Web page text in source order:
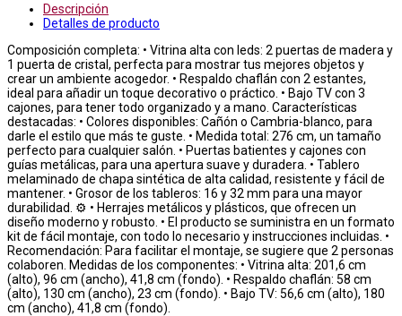
Descripción
Detalles de producto
Composición completa: • Vitrina alta con leds: 2 puertas de madera y
1 puerta de cristal, perfecta para mostrar tus mejores objetos y
crear un ambiente acogedor. • Respaldo chaflán con 2 estantes,
ideal para añadir un toque decorativo o práctico. • Bajo TV con 3
cajones, para tener todo organizado y a mano. Características
destacadas: • Colores disponibles: Cañón o Cambria-blanco, para
darle el estilo que más te guste. • Medida total: 276 cm, un tamaño
perfecto para cualquier salón. • Puertas batientes y cajones con
guías metálicas, para una apertura suave y duradera. • Tablero
melaminado de chapa sintética de alta calidad, resistente y fácil de
mantener. • Grosor de los tableros: 16 y 32 mm para una mayor
durabilidad. ⚙️ • Herrajes metálicos y plásticos, que ofrecen un
diseño moderno y robusto. • El producto se suministra en un formato
kit de fácil montaje, con todo lo necesario y instrucciones incluidas. •
Recomendación: Para facilitar el montaje, se sugiere que 2 personas
colaboren. Medidas de los componentes: • Vitrina alta: 201,6 cm
(alto), 96 cm (ancho), 41,8 cm (fondo). • Respaldo chaflán: 58 cm
(alto), 130 cm (ancho), 23 cm (fondo). • Bajo TV: 56,6 cm (alto), 180
cm (ancho), 41,8 cm (fondo).